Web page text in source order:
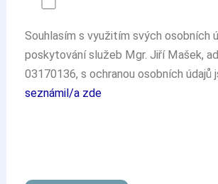
Souhlasím s využitím svých osobních
poskytování služeb Mgr. Jiří Mašek,
03170136, s ochranou osobních údajů
seznámil/a zde